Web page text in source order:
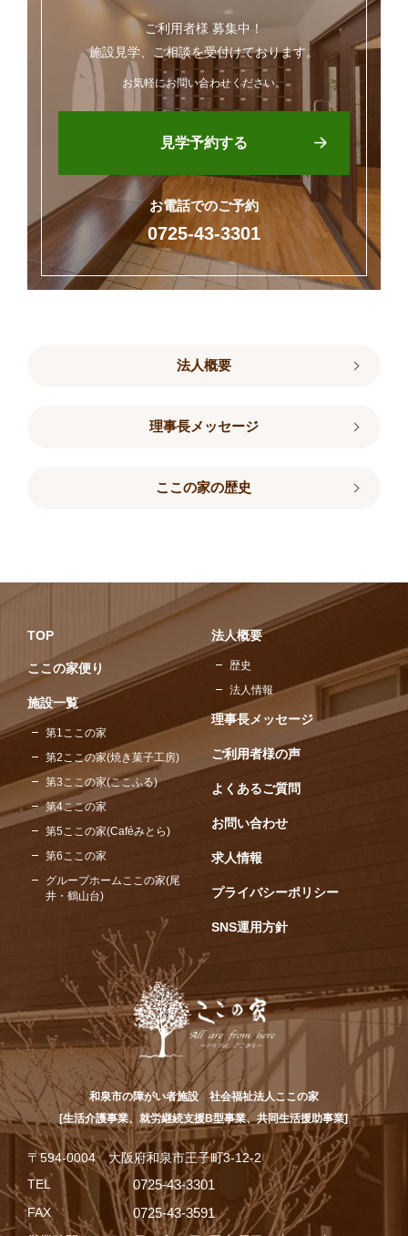
ご利用者様 募集中！
施設見学、ご相談を受付けております。
お気軽にお問い合わせください。
見学予約する
お電話でのご予約
0725-43-3301
法人概要
理事長メッセージ
ここの家の歴史
TOP
ここの家便り
施設一覧
第1ここの家
第2ここの家(焼き菓子工房)
第3ここの家(ここふる)
第4ここの家
第5ここの家(Caféみとら)
第6ここの家
グループホームここの家(尾
井・鶴山台)
法人概要
歴史
法人情報
理事長メッセージ
ご利用者様の声
よくあるご質問
お問い合わせ
求人情報
プライバシーポリシー
SNS運用方針
和泉市の障がい者施設 社会福祉法人ここの家
[生活介護事業、就労継続支援B型事業、共同生活援助事業]
〒594-0004 大阪府和泉市王子町3-12-2
TEL
0725-43-3301
FAX 0725-43-3591